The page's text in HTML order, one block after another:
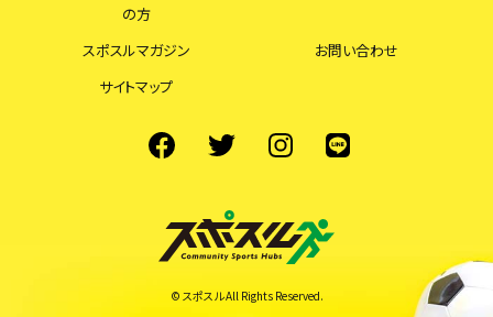
© スポスル All Rights Reserved.
の方
スポスルマガジン
お問い合わせ
サイトマップ